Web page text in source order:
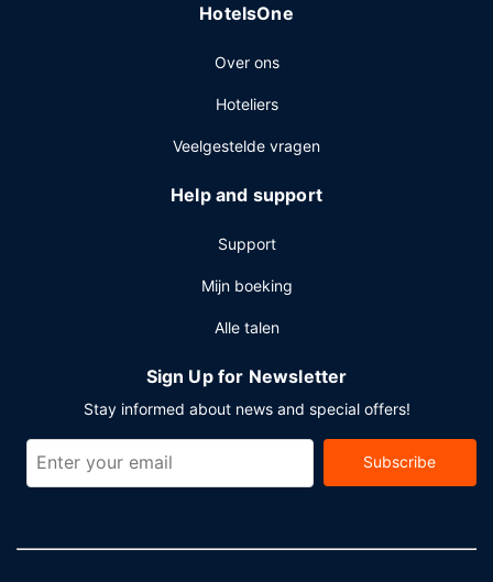
vierkante meter aan ruimte, waaronder een
je gratis parkeerplaatsen.
HotelsOne
Over ons
Hoteliers
Veelgestelde vragen
Help and support
Support
Mijn boeking
Alle talen
Sign Up for Newsletter
Stay informed about news and special offers!
Subscribe